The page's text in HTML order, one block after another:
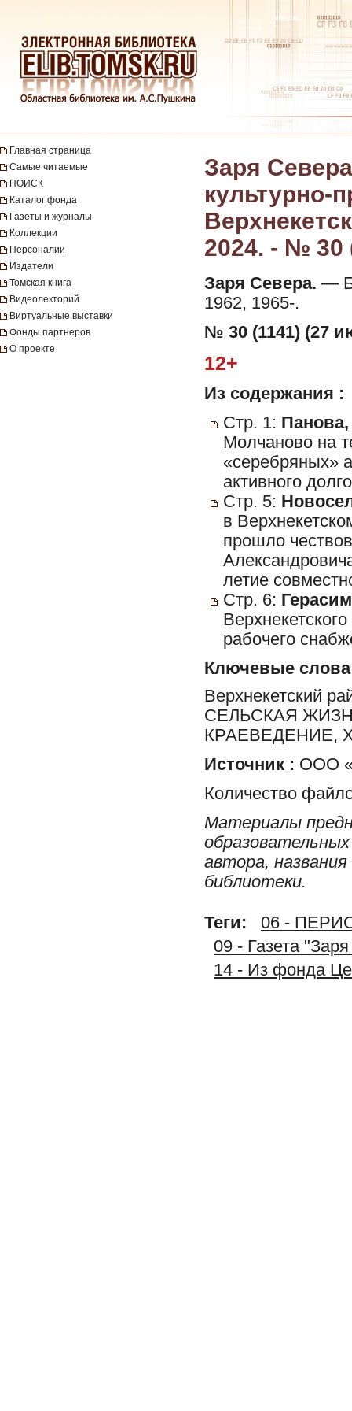
Главная страница
Самые читаемые
ПОИСК
Каталог фонда
Газеты и журналы
Коллекции
Персоналии
Издатели
Томская книга
Видеолекторий
Виртуальные выставки
Фонды партнеров
О проекте
Заря
культурно-
2024. - № 30
Заря Севера. —
1962, 1965-.
№ 30 (1141) (27
12+
Из содержания :
Стр. 1:
Молчаново на
«серебряных»
активного
Стр. 5:
в
прошло
летие
Стр. 6:
рабочего
Ключевые слова
Верхнекетский
СЕЛЬСКАЯ
КРАЕВЕДЕНИЕ,
Источник : ООО
Количество
Материалы
автора,
библиотеки.
Теги:
06 -
09 - Газета
14 - Из фонда